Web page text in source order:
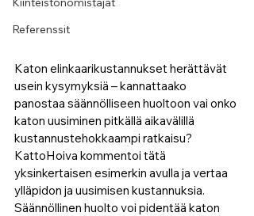
Referenssit
Katon elinkaarikustannukset herättävät
usein kysymyksiä – kannattaako
panostaa säännölliseen huoltoon vai onko
katon uusiminen pitkällä aikavälillä
kustannustehokkaampi ratkaisu?
KattoHoiva kommentoi tätä
yksinkertaisen esimerkin avulla ja vertaa
ylläpidon ja uusimisen kustannuksia.
Säännöllinen huolto voi pidentää katon